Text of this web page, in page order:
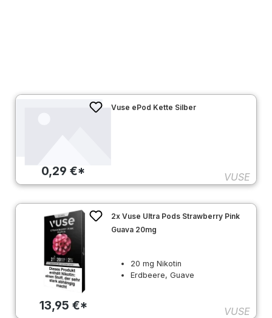
0,29 €*
Vuse ePod Kette Silber
VUSE
13,95 €*
2x Vuse Ultra Pods Strawberry Pink
Guava 20mg
20 mg Nikotin
Erdbeere, Guave
VUSE